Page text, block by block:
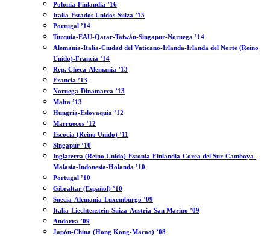
Polonia-Finlandia ’16
Italia-Estados Unidos-Suiza ’15
Portugal ’14
Turquía-EAU-Qatar-Taiwán-Singapur-Noruega ’14
Alemania-Italia-Ciudad del Vaticano-Irlanda-Irlanda del Norte (Reino
Unido)-Francia ’14
Rep. Checa-Alemania ’13
Francia ’13
Noruega-Dinamarca ’13
Malta ’13
Hungría-Eslovaquia ’12
Marruecos ’12
Escocia (Reino Unido) ’11
Singapur ’10
Inglaterra (Reino Unido)-Estonia-Finlandia-Corea del Sur-Camboya-
Malasia-Indonesia-Holanda ’10
Portugal ’10
Gibraltar (Español) ’10
Suecia-Alemania-Luxemburgo ’09
Italia-Liechtenstein-Suiza-Austria-San Marino ’09
Andorra ’09
Japón-China (Hong Kong-Macao) ’08